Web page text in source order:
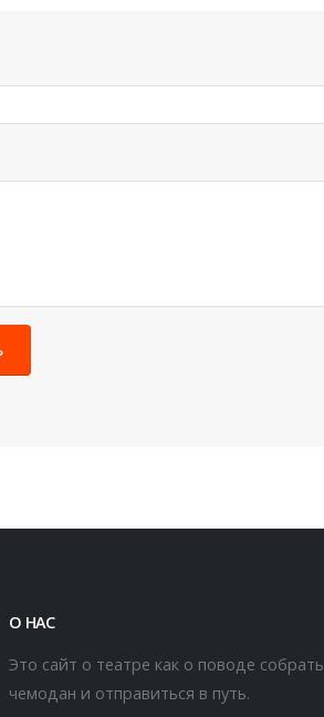
О НАС
Это сайт о театре как о поводе собрать
чемодан и отправиться в путь.